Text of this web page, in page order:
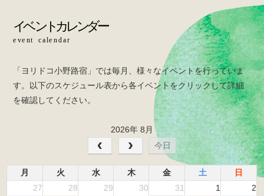
o
o
「ヨリドコ小野路宿」では毎月、様々なイベントを行っていま
す。以下のスケジュール表から各イベントをクリックして詳細
を確認してください。
2026年 8月
今日
月 火 水 木 金 土
日
27
28 29 30 31 1 2